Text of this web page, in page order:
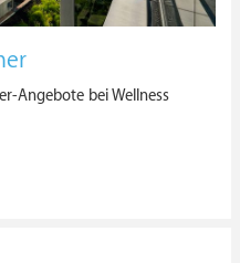
Angebote bei Wellness